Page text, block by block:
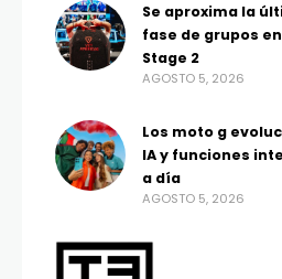
Se aproxima la
fase de grupos
Stage 2
AGOSTO 5, 2026
Los moto g
IA y funciones
a día
AGOSTO 5, 2026